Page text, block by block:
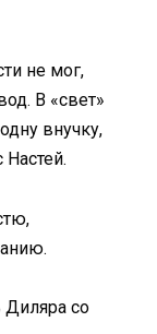
не мог,
В «свет»
внучку,
Диляра со